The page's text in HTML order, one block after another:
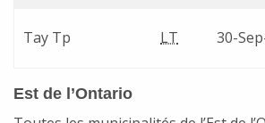
Tay Tp LT 30-
Est de l’Ontario